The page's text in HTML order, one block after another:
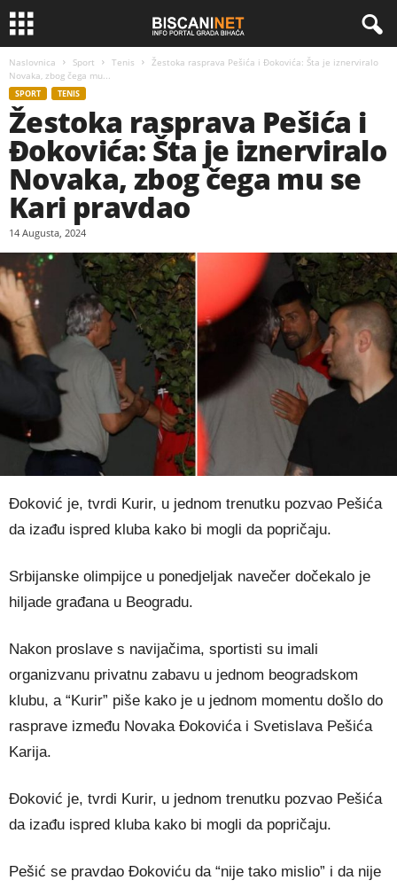
Naslovnica Sport Tenis
Žestoka rasprava Pešića i Đokovića: Šta je iznerviralo
Novaka, zbog čega mu...
SPORT TENIS
Žestoka rasprava Pešića i
Đokovića: Šta je iznerviralo
Novaka, zbog čega mu se
Kari pravdao
14 Augusta, 2024
Đoković je, tvrdi Kurir, u jednom trenutku pozvao Pešića
da izađu ispred kluba kako bi mogli da popričaju.
Srbijanske olimpijce u ponedjeljak navečer dočekalo je
hiljade građana u Beogradu.
Nakon proslave s navijačima, sportisti su imali
organizvanu privatnu zabavu u jednom beogradskom
klubu, a “Kurir” piše kako je u jednom momentu došlo do
rasprave između Novaka Đokovića i Svetislava Pešića
Karija.
Đoković je, tvrdi Kurir, u jednom trenutku pozvao Pešića
da izađu ispred kluba kako bi mogli da popričaju.
Pešić se pravdao Đokoviću da “nije tako mislio” i da nije